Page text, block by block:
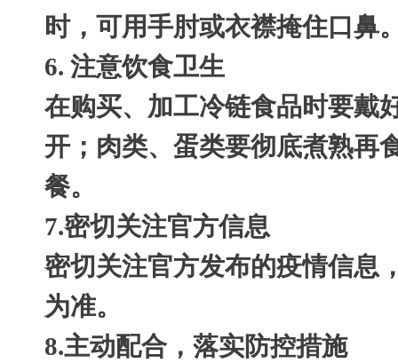
时，可用手肘或衣襟掩住口鼻
6. 注意饮食卫生
在购买、加工冷链食品时要戴
开；肉类、蛋类要彻底煮熟再
餐。
7.密切关注官方信息
密切关注官方发布的疫情信息
为准。
8.主动配合，落实防控措施